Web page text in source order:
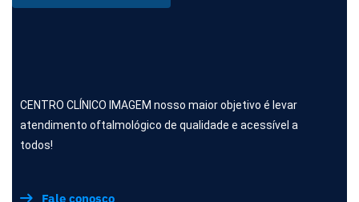
CENTRO CLÍNICO IMAGEM nosso maior objetivo é levar
atendimento oftalmológico de qualidade e acessível a
todos!
Fale conosco